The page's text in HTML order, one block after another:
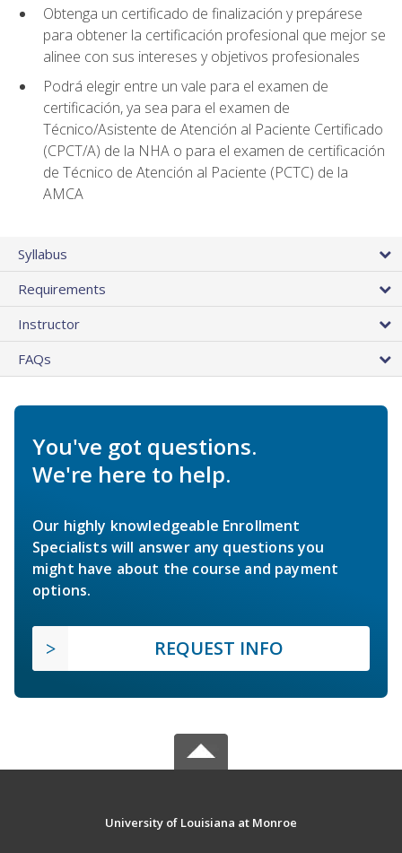
Obtenga un certificado de finalización y prepárese
para obtener la certificación profesional que mejor se
alinee con sus intereses y objetivos profesionales
Podrá elegir entre un vale para el examen de
certificación, ya sea para el examen de
Técnico/Asistente de Atención al Paciente Certificado
(CPCT/A) de la NHA o para el examen de certificación
de Técnico de Atención al Paciente (PCTC) de la
AMCA
Syllabus
Requirements
Instructor
FAQs
You've got questions.
We're here to help.
Our highly knowledgeable Enrollment
Specialists will answer any questions you
might have about the course and payment
options.
REQUEST INFO
University of Louisiana at Monroe